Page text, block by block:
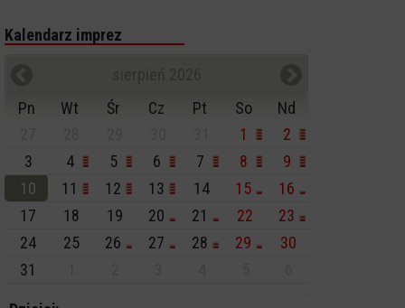
Kalendarz imprez
Pn
Wt Śr Cz Pt So
Nd
1
2
3
4 5 6 7 8
9
10
11 12 13 14 15
16
17
18 19 20 21 22
23
24
25 26 27 28 29
30
31